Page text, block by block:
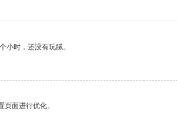
小时，还没有玩腻。
面进行优化。